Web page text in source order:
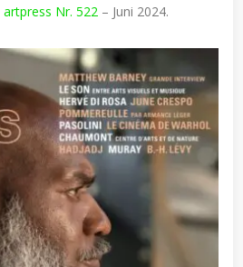
artpress Nr. 522 – Juni 2024.